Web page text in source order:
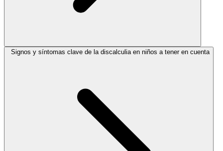
Signos y síntomas clave de la discalculia en niños a tener en cuenta